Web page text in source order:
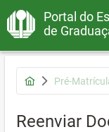
Portal do
de
Pré-
Reenviar